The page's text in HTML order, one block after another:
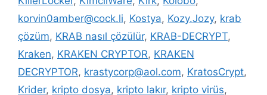
korvin0amber@cock.li, Kostya, Kozy.Jozy, krab
çözüm, KRAB nasıl çözülür, KRAB-DECRYPT,
Kraken, KRAKEN CRYPTOR, KRAKEN
DECRYPTOR, krastycorp@aol.com, KratosCrypt,
Krider, kripto dosya, kripto lakır, kripto virüs,